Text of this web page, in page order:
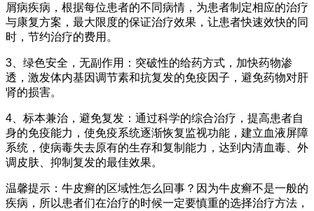
屑病疾病，根据每位患者的不同病情，为患者制定相应的治疗
与康复方案，最大限度的保证治疗效果，让患者快速效快的同
时，节约治疗的费用。
3、绿色安全，无副作用：突破性的给药方式，加快药物渗
透，激发体内基因调节素和抗复发的免疫因子，避免药物对肝
肾的损害。
4、标本兼治，避免复发：通过科学的综合治疗，提高患者自
身的免疫能力，使免疫系统逐渐恢复监视功能，建立血液屏障
系统，使病毒失去原有的生存和复制能力，达到内清血毒、外
调皮肤、抑制复发的最佳效果。
温馨提示：牛皮癣的区域性怎么回事？因为牛皮癣不是一般的
疾病，所以患者们在治疗的时候一定要慎重的选择治疗方法，